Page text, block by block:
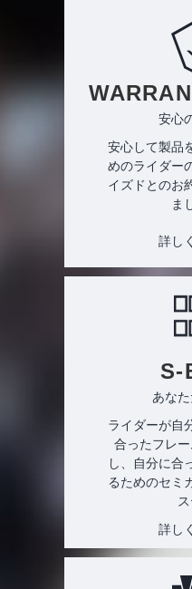
安心
安心して製品
めのライダー
イズドとのお
ま
詳し
S-
あな
ライダーが自
合ったフレ
し、自分に合
るためのセミ
ス
詳し